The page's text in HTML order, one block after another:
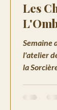
Les
Semaine
l'atelier
la